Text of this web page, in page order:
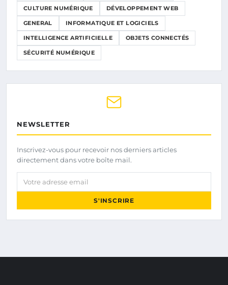
CULTURE NUMÉRIQUE DÉVELOPPEMENT WEB
GENERAL INFORMATIQUE ET LOGICIELS
INTELLIGENCE ARTIFICIELLE OBJETS CONNECTÉS
SÉCURITÉ NUMÉRIQUE
NEWSLETTER
Inscrivez-vous pour recevoir nos derniers articles
directement dans votre boîte mail.
Votre adresse email
S'INSCRIRE